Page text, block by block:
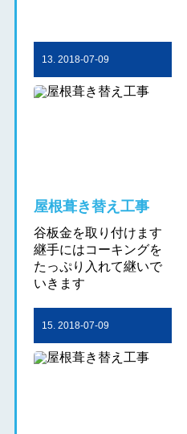
13. 2018-07-09
屋根葺き替え工事
谷板金を取り付けます
継手にはコーキングを
たっぷり入れて継いで
いきます
15. 2018-07-09